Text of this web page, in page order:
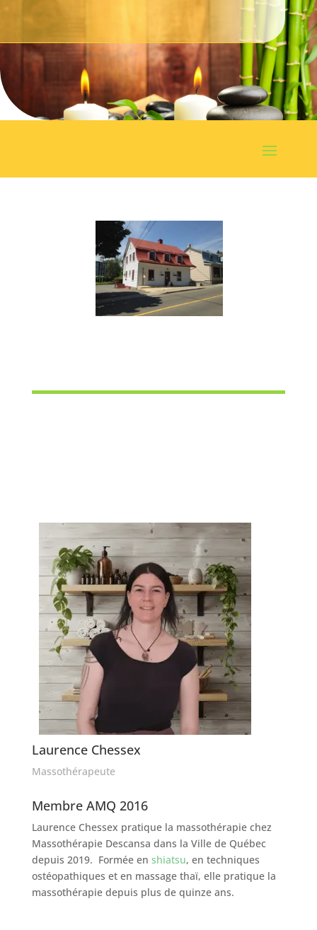
Prendre un rendez-vous
Laurence Chessex
Massothérapeute
Membre AMQ 2016
Laurence Chessex pratique la massothérapie chez
Massothérapie Descansa dans la Ville de Québec
depuis 2019. Formée en shiatsu, en techniques
ostéopathiques et en massage thaï, elle pratique la
massothérapie depuis plus de quinze ans.